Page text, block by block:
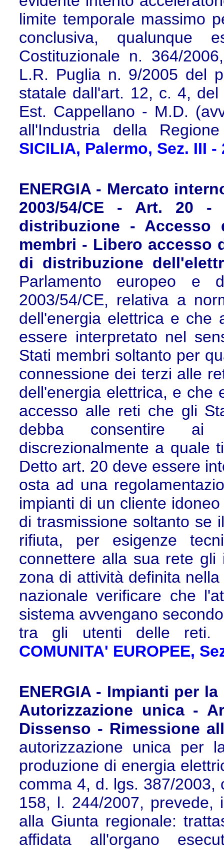
limite temporale massimo
conclusiva, qualunque
Costituzionale n. 364/
L.R. Puglia n. 9/2005 del
statale dall'art. 12, c. 4,
Est. Cappellano - M.D.
all'Industria della
SICILIA, Palermo, Sez. III
ENERGIA - Mercato
2003/54/CE - Art. 20
distribuzione -
membri - Libero accesso
di distribuzione
Parlamento europeo e
2003/54/CE, relativa a
dell'energia elettrica e che
essere interpretato nel
Stati membri soltanto per
connessione dei terzi alle
dell'energia elettrica, e che
accesso alle reti che gli
debba consentire
discrezionalmente a quale
Detto art. 20 deve essere
osta ad una
impianti di un cliente
di trasmissione soltanto se
rifiuta, per esigenze
connettere alla sua rete
zona di attività definita
nazionale verificare che
sistema avvengano
tra gli utenti delle
COMUNITA' EUROPEE,
ENERGIA - Impianti per
Autorizzazione unica -
Dissenso - Rimessione
autorizzazione unica per
produzione di energia
comma 4, d. lgs. 387/2003,
158, l. 244/2007, prevede,
alla Giunta regionale:
affidata all'organo